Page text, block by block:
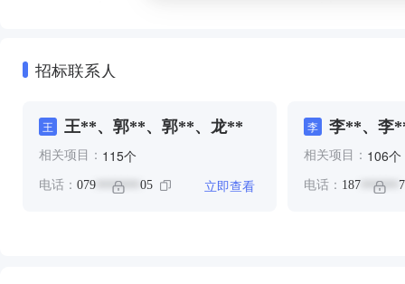
招标联系人
王 王**、郭**、郭**、龙**
相关项目： 115个
电话： 079 ******* 05 立即查看
李 李**、李
相关项目： 106个
电话： 187 ******